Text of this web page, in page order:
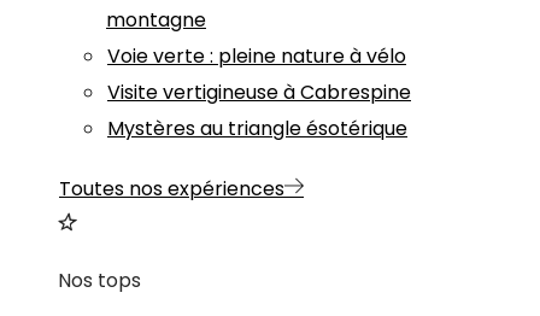
montagne
Voie verte : pleine nature à vélo
Visite vertigineuse à Cabrespine
Mystères au triangle ésotérique
Toutes nos expériences
Nos tops